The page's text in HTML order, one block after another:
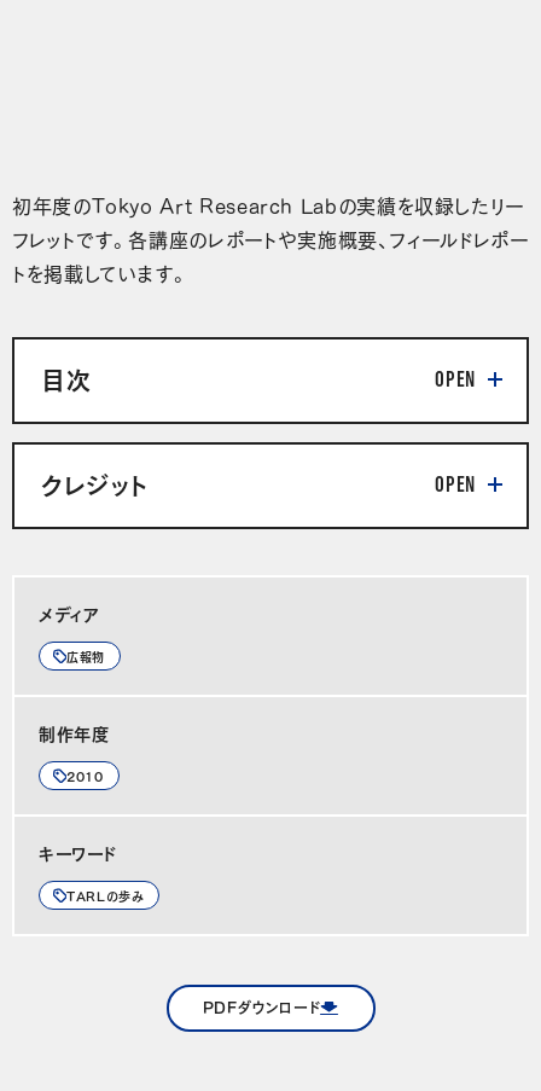
初年度のTokyo Art Research Labの実績を収録したリー
フレットです。各講座のレポートや実施概要、フィールドレポー
トを掲載しています。
目次
クレジット
メディア
広報物
制作年度
2010
キーワード
TARLの歩み
PDFダウンロード